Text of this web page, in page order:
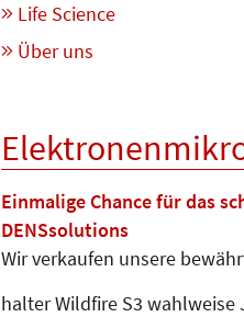
Life Science
Über uns
Einmalige Chance für das
DENSsolutions
Wir verkaufen unsere
halter Wildfire S3 wahlweise